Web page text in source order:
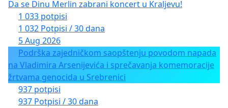
Da se Dinu Merlin zabrani koncert u Kraljevu!
1 033 potpisi
1 032 Potpisi / 30 dana
5 Aug 2026
Podrška zajedničkom saopštenju povodom napada
na Vladimira Arsenijevića i sprečavanja komemoracije
žrtvama genocida u Srebrenici
937 potpisi
937 Potpisi / 30 dana